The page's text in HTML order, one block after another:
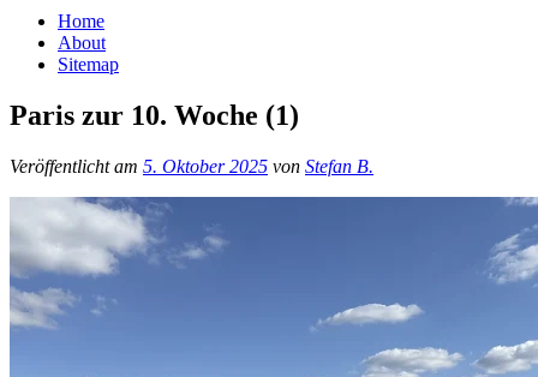
Home
About
Sitemap
Paris zur 10. Woche (1)
Veröffentlicht am 5. Oktober 2025 von Stefan B.